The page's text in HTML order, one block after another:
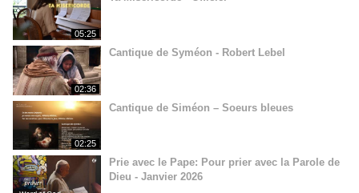
05:25
02:36
Cantique de Syméon - Robert Lebel
02:25
Cantique de Siméon – Soeurs bleues
Prie avec le Pape: Pour prier avec la Parole de
Dieu - Janvier 2026